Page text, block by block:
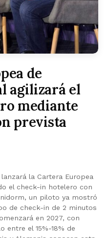
de
agilizará el
mediante
prevista
la Cartera Europea
el check-in hotelero con
un piloto ya mostró
de check-in de 2 minutos
en 2027, con
entre el 15%-18% de